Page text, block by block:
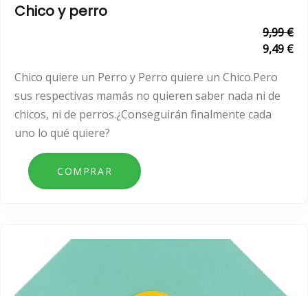
Chico y perro
9,99 €
9,49 €
Chico quiere un Perro y Perro quiere un Chico.Pero
sus respectivas mamás no quieren saber nada ni de
chicos, ni de perros.¿Conseguirán finalmente cada
uno lo qué quiere?